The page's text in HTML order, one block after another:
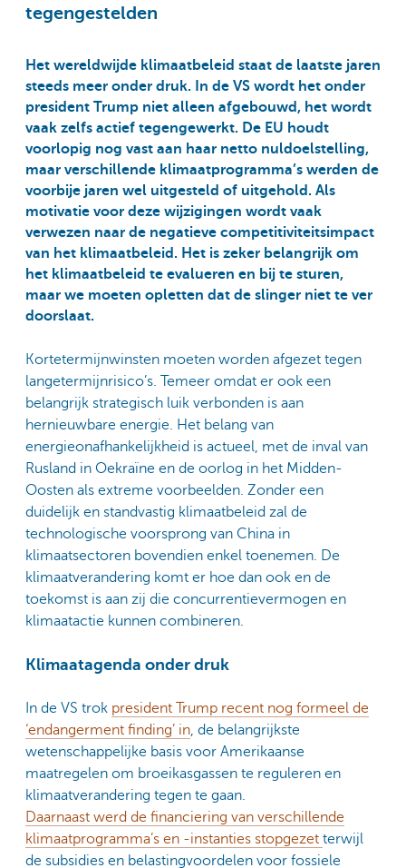
tegengestelden
Het wereldwijde klimaatbeleid staat de laatste jaren
steeds meer onder druk. In de VS wordt het onder
president Trump niet alleen afgebouwd, het wordt
vaak zelfs actief tegengewerkt. De EU houdt
voorlopig nog vast aan haar netto nuldoelstelling,
maar verschillende klimaatprogramma’s werden de
voorbije jaren wel uitgesteld of uitgehold. Als
motivatie voor deze wijzigingen wordt vaak
verwezen naar de negatieve competitiviteitsimpact
van het klimaatbeleid. Het is zeker belangrijk om
het klimaatbeleid te evalueren en bij te sturen,
maar we moeten opletten dat de slinger niet te ver
doorslaat.
Kortetermijnwinsten moeten worden afgezet tegen
langetermijnrisico’s. Temeer omdat er ook een
belangrijk strategisch luik verbonden is aan
hernieuwbare energie. Het belang van
energieonafhankelijkheid is actueel, met de inval van
Rusland in Oekraïne en de oorlog in het Midden-
Oosten als extreme voorbeelden. Zonder een
duidelijk en standvastig klimaatbeleid zal de
technologische voorsprong van China in
klimaatsectoren bovendien enkel toenemen. De
klimaatverandering komt er hoe dan ook en de
toekomst is aan zij die concurrentievermogen en
klimaatactie kunnen combineren.
Klimaatagenda onder druk
In de VS trok president Trump recent nog formeel de
‘endangerment finding’ in, de belangrijkste
wetenschappelijke basis voor Amerikaanse
maatregelen om broeikasgassen te reguleren en
klimaatverandering tegen te gaan.
Daarnaast werd de financiering van verschillende
klimaatprogramma’s en -instanties stopgezet terwijl
de subsidies en belastingvoordelen voor fossiele